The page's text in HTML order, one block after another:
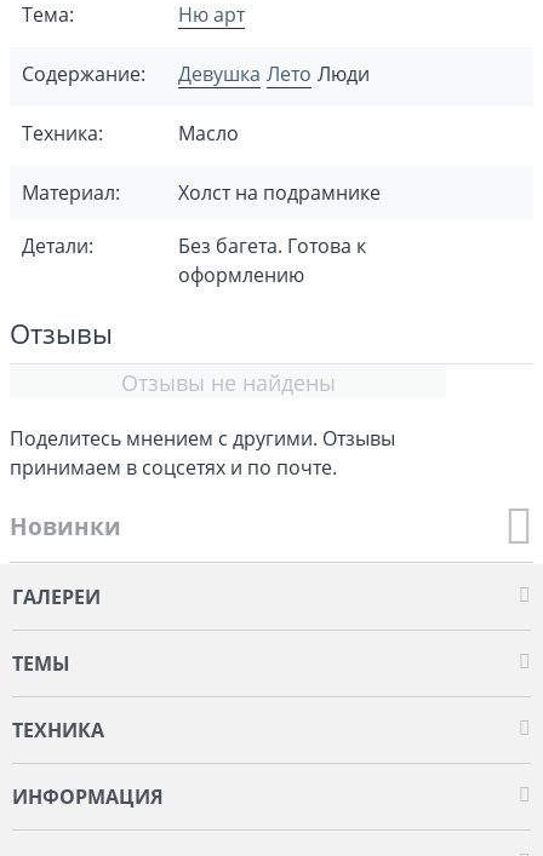
Тема: Ню арт
Содержание: Девушка Лето Люди
Техника: Масло
Материал:
Холст на подрамнике
Детали:
Без багета. Готова к
оформлению
Отзывы
Отзывы не найдены
Поделитесь мнением с другими. Отзывы
принимаем в соцсетях и по почте.
Новинки
ГАЛЕРЕИ
ТЕМЫ
ТЕХНИКА
ИНФОРМАЦИЯ